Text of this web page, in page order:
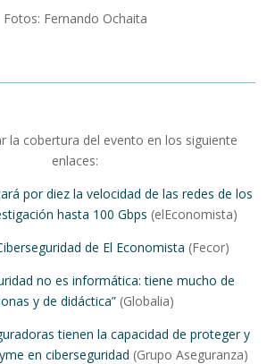
Fotos: Fernando Ochaita
la cobertura del evento en los siguiente
enlaces:
por diez la velocidad de las redes de los
hasta 100 Gbps (elEconomista)
de El Economista (Fecor)
no es informática: tiene mucho de
y de didáctica” (Globalia)
tienen la capacidad de proteger y
en ciberseguridad (Grupo Aseguranza)